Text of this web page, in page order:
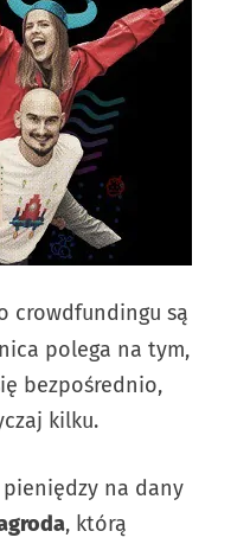
crowdfundingu są
polega na tym,
bezpośrednio,
kilku.
na dany
, którą